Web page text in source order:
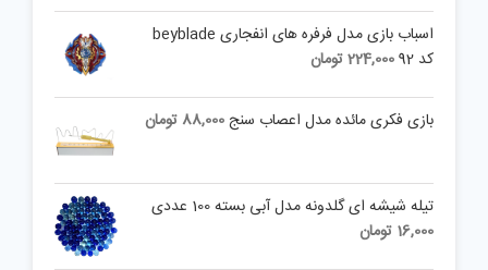
اسباب بازی مدل فرفره های انفجاری beyblade
کد 92
224,000تومان
بازی فکری مائده مدل اعصاب سنج88,000 تومان
تیله شیشه ای گلدونه مدل آبی بسته 100 عددی
16,000 تومان